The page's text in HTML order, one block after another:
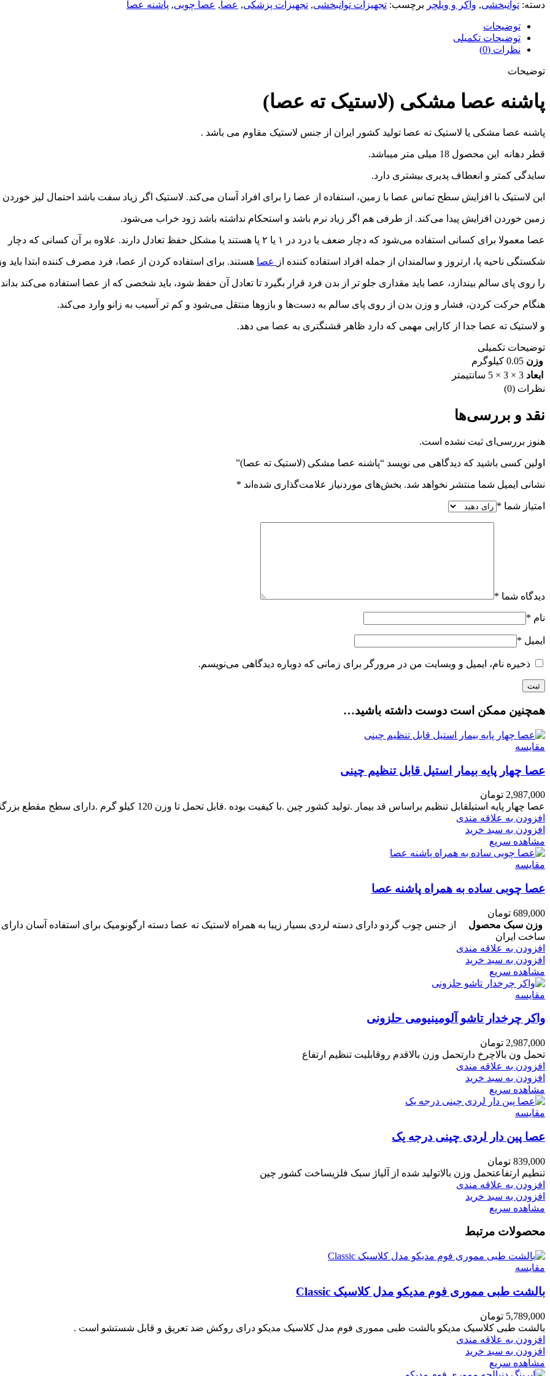
دسته: توانبخشی, واکر و ویلچر برچسب: تجهیزات توانبخشی, تجهیزات پزشکی, عصا, عصا چوبی, پاشنه عصا
توضیحات
توضیحات تکمیلی
نظرات (0)
توضیحات
پاشنه عصا مشکی (لاستیک ته عصا)
پاشنه عصا مشکی یا لاستیک ته عصا تولید کشور ایران از جنس لاستیک مقاوم می باشد .
قطر دهانه این محصول 18 میلی متر میباشد.
سایدگی کمتر و انعطاف پدیری بیشتری دارد.
این لاستیک با افزایش سطح تماس عصا با زمین، استفاده از عصا را برای افراد آسان می‌کند. لاستیک اگر زیاد سفت باشد احتمال لیز خوردن
زمین خوردن افزایش پیدا می‌کند. از طرفی هم اگر زیاد نرم باشد و استحکام نداشته باشد زود خراب می‌شود.
عصا معمولا برای کسانی استفاده می‌شود که دچار ضعف یا درد در ۱ یا ۲ پا هستند یا مشکل حفظ تعادل دارند. علاوه بر آن کسانی که دچار
شکستگی ناحیه پا، ارتروز و سالمندان از جمله افراد استفاده کننده از عصا هستند. برای استفاده کردن از عصا، فرد مصرف کننده ابتدا باید
را روی پای سالم بیندازد، عصا باید مقداری جلو تر از بدن فرد قرار بگیرد تا تعادل آن حفظ شود، باید شخصی که از عصا استفاده می‌کند
هنگام حرکت کردن، فشار و وزن بدن از روی پای سالم به دست‌ها و بازوها منتقل می‌شود و کم تر آسیب به زانو وارد می‌کند.
و لاستیک ته عصا جدا از کارایی مهمی که دارد ظاهر قشنگتری به عصا می دهد.
توضیحات تکمیلی
وزن 0.05 کیلوگرم
ابعاد 3 × 3 × 5 سانتیمتر
نظرات (0)
نقد و بررسی‌ها
هنوز بررسی‌ای ثبت نشده است.
اولین کسی باشید که دیدگاهی می نویسد “پاشنه عصا مشکی (لاستیک ته عصا)”
نشانی ایمیل شما منتشر نخواهد شد. بخش‌های موردنیاز علامت‌گذاری شده‌اند *
امتیاز شما *
دیدگاه شما *
نام *
ایمیل *
ذخیره نام، ایمیل و وبسایت من در مرورگر برای زمانی که دوباره دیدگاهی می‌نویسم.
همچنین ممکن است دوست داشته باشید…
مقایسه
عصا چهار پایه بیمار استیل قابل تنظیم چینی
2,987,000 تومان
عصا چهار پایه استیلقابل تنظیم براساس قد بیمار .تولید کشور چین .با کیفیت بوده .قابل تحمل تا وزن 120 کیلو گرم .دارای سطح مقطع بزرگتری می باشد
افزودن به علاقه مندی
افزودن به سبد خرید
مشاهده سریع
مقایسه
عصا چوبی ساده به همراه پاشنه عصا
689,000 تومان
وزن سبک محصول
ساخت ایران
افزودن به علاقه مندی
افزودن به سبد خرید
مشاهده سریع
مقایسه
واکر چرخدار تاشو آلومینیومی حلزونی
2,987,000 تومان
تحمل ون بالاچرخ دارتحمل وزن بالاقدم روقابلیت تنظیم ارتفاع
افزودن به علاقه مندی
افزودن به سبد خرید
مشاهده سریع
مقایسه
عصا پین دار لردی چینی درجه یک
839,000 تومان
تنطیم ارتفاعتحمل وزن بالاتولید شده از آلیاژ سبک فلزیساخت کشور چین
افزودن به علاقه مندی
افزودن به سبد خرید
مشاهده سریع
محصولات مرتبط
مقایسه
بالشت طبی مموری فوم مدیکو مدل کلاسیک Classic
5,789,000 تومان
بالشت طبی کلاسیک مدیکو بالشت طبی مموری فوم مدل کلاسیک مدیکو درای روکش ضد تعریق و قابل شستشو است .
افزودن به علاقه مندی
افزودن به سبد خرید
مشاهده سریع